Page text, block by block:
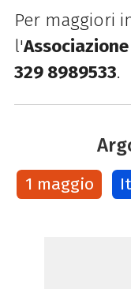
Per maggiori
l'
329 8989533.
1 maggio